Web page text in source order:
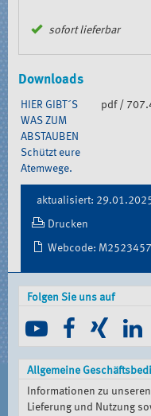
sofort lieferbar
Downloads
HIER GIBT´S
WAS ZUM
ABSTAUBEN
Schützt eure
Atemwege.
pdf /
Document
aktualisiert:
Drucken
Webcode:
Folgen Sie uns auf
Allgemeine
Informationen zu
Lieferung und Nutzung